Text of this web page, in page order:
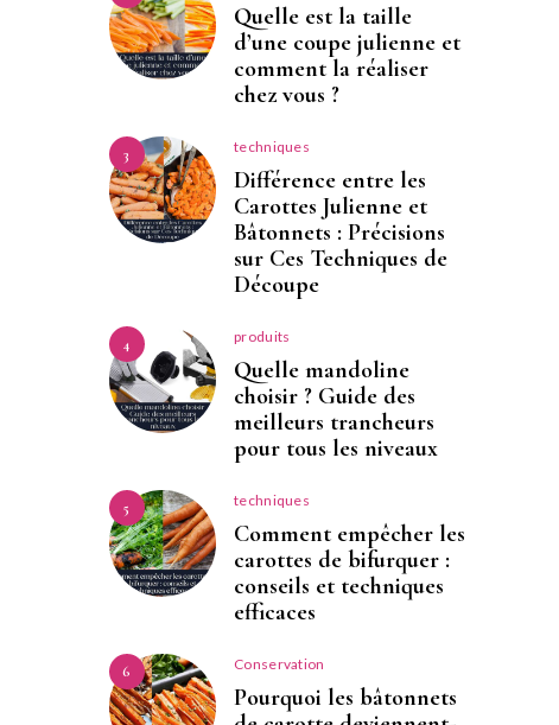
Quelle est la taille
d’une coupe julienne et
comment la réaliser
chez vous ?
3 techniques
Différence entre les
Carottes Julienne et
Bâtonnets : Précisions
sur Ces Techniques de
Découpe
4 produits
Quelle mandoline
choisir ? Guide des
meilleurs trancheurs
pour tous les niveaux
5 techniques
Comment empêcher les
carottes de bifurquer :
conseils et techniques
efficaces
6 Conservation
Pourquoi les bâtonnets